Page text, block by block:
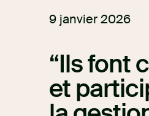
9 janvier 2026
Ils font
et